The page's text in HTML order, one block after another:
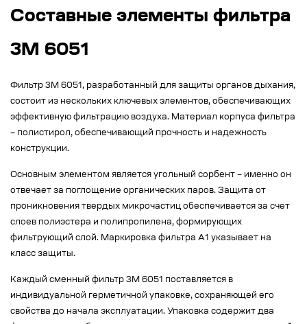
Составные элементы фильтра
3M 6051
Фильтр 3М 6051, разработанный для защиты органов дыхания,
состоит из нескольких ключевых элементов, обеспечивающих
эффективную фильтрацию воздуха. Материал корпуса фильтра
– полистирол, обеспечивающий прочность и надежность
конструкции.
Основным элементом является угольный сорбент – именно он
отвечает за поглощение органических паров. Защита от
проникновения твердых микрочастиц обеспечивается за счет
слоев полиэстера и полипропилена, формирующих
фильтрующий слой. Маркировка фильтра А1 указывает на
класс защиты.
Каждый сменный фильтр 3М 6051 поставляется в
индивидуальной герметичной упаковке, сохраняющей его
свойства до начала эксплуатации. Упаковка содержит два